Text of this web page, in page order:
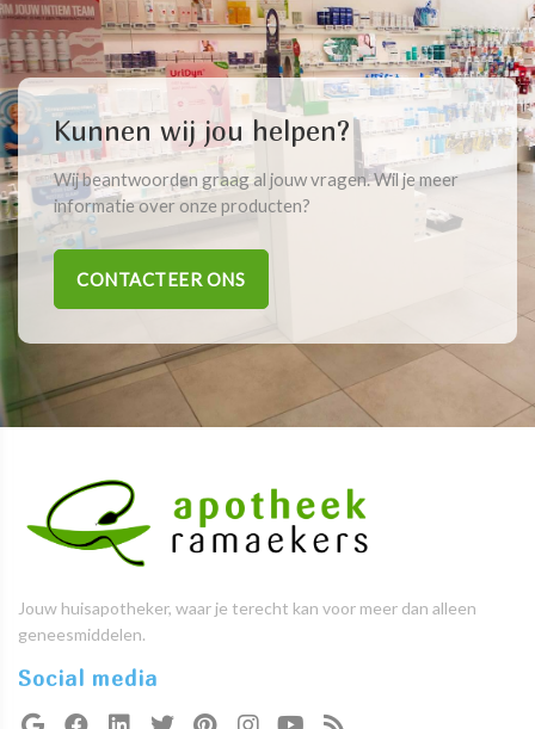
Kunnen wij jou helpen?
Wij beantwoorden graag al jouw vragen. Wil je meer
informatie over onze producten?
CONTACTEER ONS
Jouw huisapotheker, waar je terecht kan voor meer dan alleen
geneesmiddelen.
Social media